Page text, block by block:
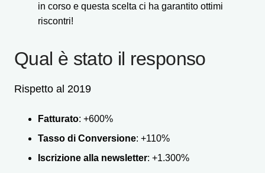
in corso e questa scelta ci ha garantito ottimi
riscontri!
Qual è stato il responso
Rispetto al 2019
Fatturato: +600%
Tasso di Conversione: +110%
Iscrizione alla newsletter: +1.300%